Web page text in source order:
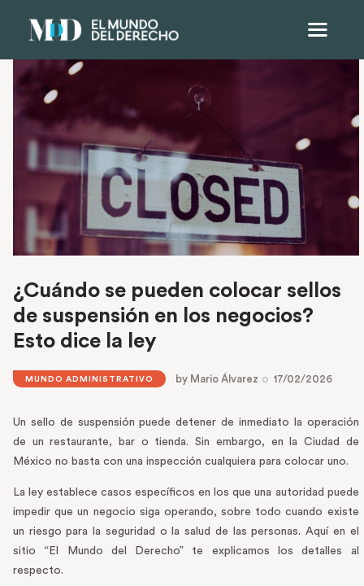
¿Cuándo se pueden colocar sellos
de suspensión en los negocios?
Esto dice la ley
MUNDO ADMINISTRATIVO by Mario Álvarez 17/02/2026
Un sello de suspensión puede detener de inmediato la operación
de un restaurante, bar o tienda. Sin embargo, en la Ciudad de
México no basta con una inspección cualquiera para colocar uno.
La ley establece casos específicos en los que una autoridad puede
impedir que un negocio siga operando, sobre todo cuando existe
un riesgo para la seguridad o la salud de las personas. Aquí en el
sitio “El Mundo del Derecho” te explicamos los detalles al
respecto.